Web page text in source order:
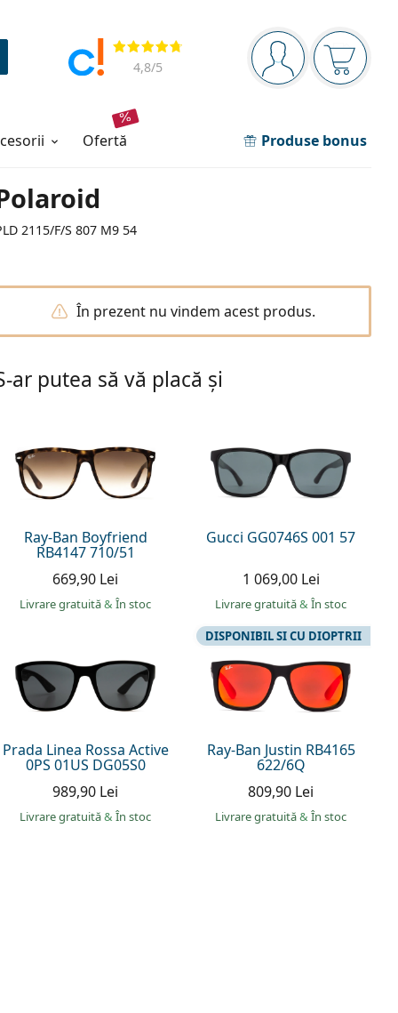
Panou de navigare
Sunteți logat
Coșul
Opinii
4,8/5
ofertă Produse bonus
2115/F/S 807 M9 54
În prezent nu vindem acest produs.
ar putea să vă placă și
Ray-Ban Boyfriend
RB4147 710/51
669,90 Lei
Livrare gratuită& În stoc
Gucci GG0746S 001 57
1 069,00 Lei
Livrare gratuită& În stoc
Prada Linea Rossa Active
0PS 01US DG05S0
989,90 Lei
Livrare gratuită& În stoc
Ray-Ban Justin RB4165
622/6Q
DISPONIBIL SI CU DIOPTRII
809,90 Lei
Livrare gratuită& În stoc